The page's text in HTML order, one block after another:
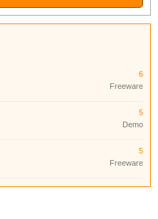
6
Freeware
5
Demo
5
Freeware